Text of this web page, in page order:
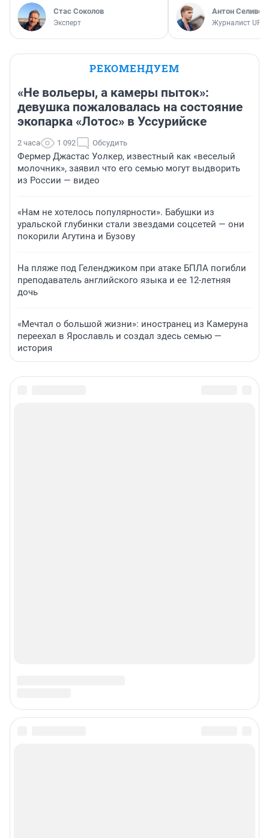
Стас Соколов
Эксперт
Антон
Журналист
РЕКОМЕНДУЕМ
«Не вольеры, а камеры пыток»:
девушка пожаловалась на состояние
экопарка «Лотос» в Уссурийске
2 часа 1 092 Обсудить
Фермер Джастас Уолкер, известный как «веселый
молочник», заявил что его семью могут выдворить
из России — видео
«Нам не хотелось популярности». Бабушки из
уральской глубинки стали звездами соцсетей — они
покорили Агутина и Бузову
На пляже под Геленджиком при атаке БПЛА погибли
преподаватель английского языка и ее 12-летняя
дочь
«Мечтал о большой жизни»: иностранец из Камеруна
переехал в Ярославль и создал здесь семью —
история